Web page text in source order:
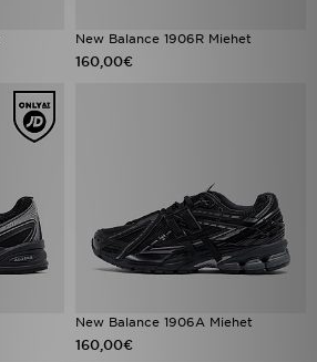
New Balance 1906R Miehet
160,00€
New Balance 1906A Miehet
160,00€